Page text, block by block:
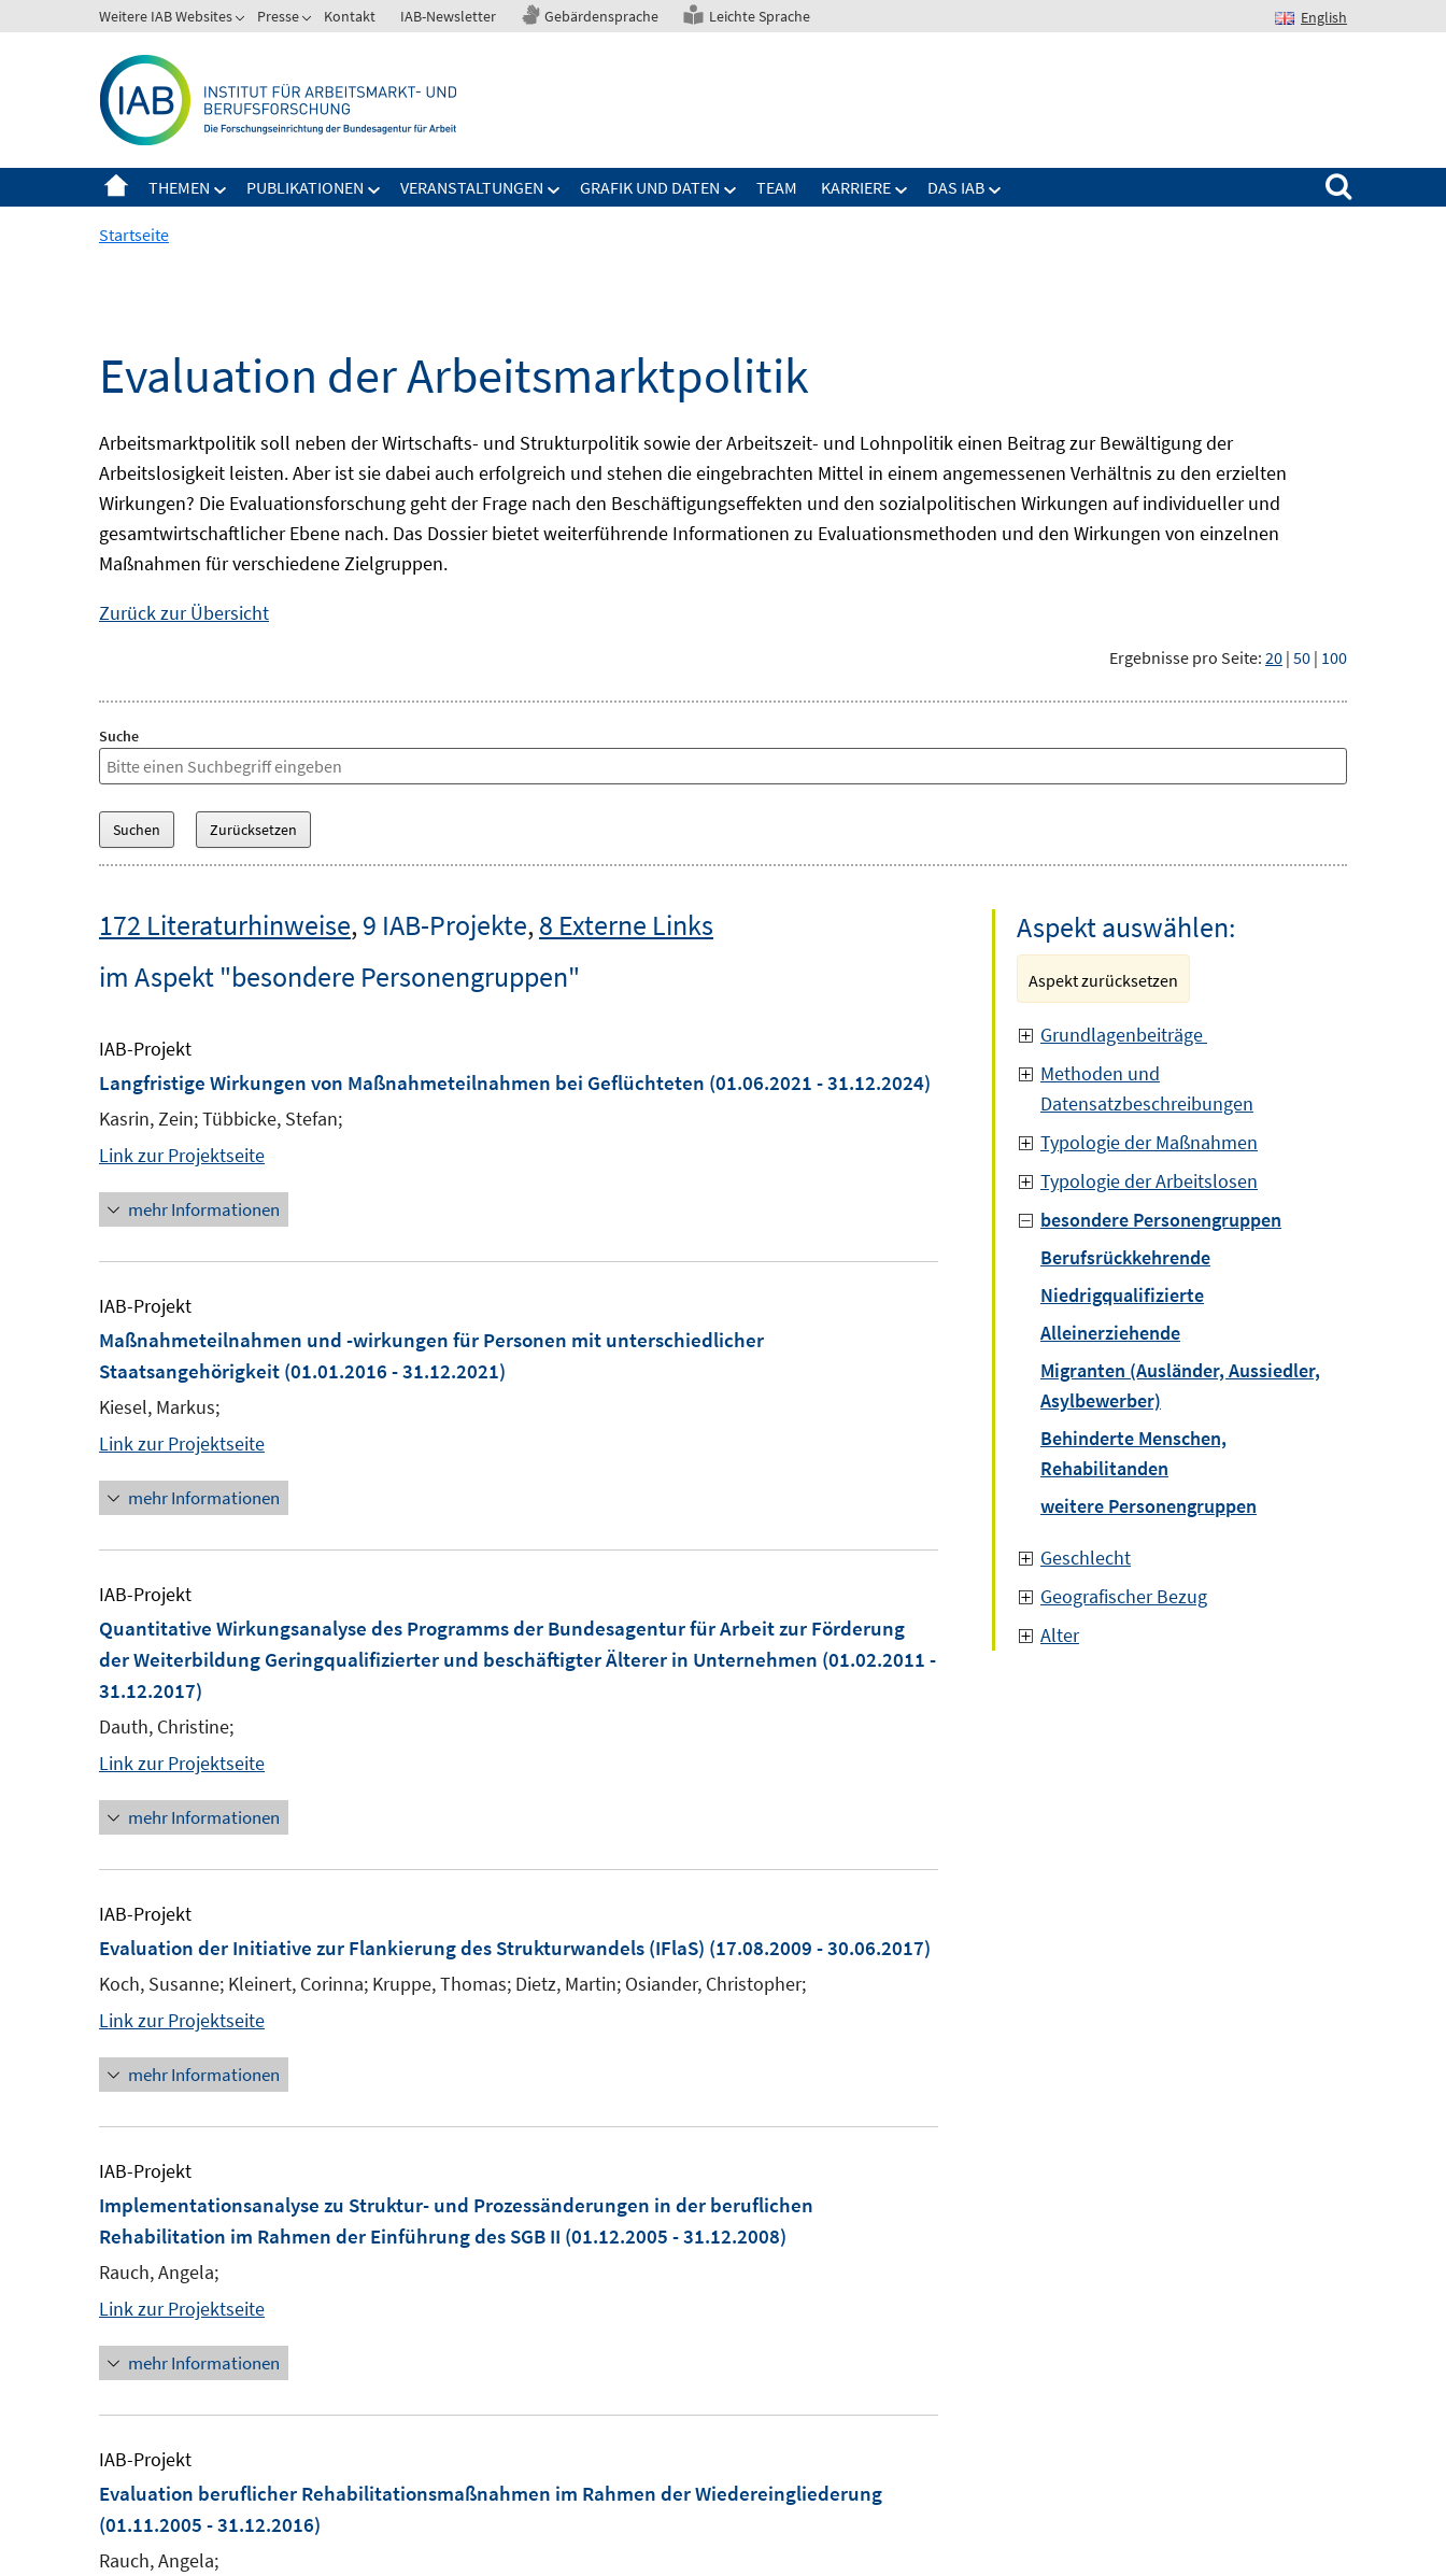
zum
Weitere IAB Websites Presse Kontakt IAB-Newsletter Gebärdensprache Leichte Sprache English
THEMEN PUBLIKATIONEN VERANSTALTUNGEN GRAFIK UND DATEN TEAM KARRIERE DAS IAB
Suchen nach:
Startseite
Evaluation der Arbeitsmarktpolitik
Arbeitsmarktpolitik soll neben der Wirtschafts- und Strukturpolitik sowie der Arbeitszeit- und Lohnpolitik einen Beitrag zur Bewältigung der
Arbeitslosigkeit leisten. Aber ist sie dabei auch erfolgreich und stehen die eingebrachten Mittel in einem angemessenen Verhältnis zu den erzielten
Wirkungen? Die Evaluationsforschung geht der Frage nach den Beschäftigungseffekten und den sozialpolitischen Wirkungen auf individueller und
gesamtwirtschaftlicher Ebene nach. Das Dossier bietet weiterführende Informationen zu Evaluationsmethoden und den Wirkungen von einzelnen
Maßnahmen für verschiedene Zielgruppen.
Zurück zur Übersicht
Ergebnisse pro Seite: 20 | 50 | 100
Suche
172 Literaturhinweise,9 IAB-Projekte,8 Externe Links
im Aspekt "besondere Personengruppen"
IAB-Projekt
Langfristige Wirkungen von Maßnahmeteilnahmen bei Geflüchteten (01.06.2021 - 31.12.2024)
Kasrin, Zein; Tübbicke, Stefan;
Link zur Projektseite
mehr Informationen
IAB-Projekt
Maßnahmeteilnahmen und -wirkungen für Personen mit unterschiedlicher
Staatsangehörigkeit (01.01.2016 - 31.12.2021)
Kiesel, Markus;
Link zur Projektseite
mehr Informationen
IAB-Projekt
Quantitative Wirkungsanalyse des Programms der Bundesagentur für Arbeit zur Förderung
der Weiterbildung Geringqualifizierter und beschäftigter Älterer in Unternehmen (01.02.2011 -
31.12.2017)
Dauth, Christine;
Link zur Projektseite
mehr Informationen
IAB-Projekt
Evaluation der Initiative zur Flankierung des Strukturwandels (IFlaS) (17.08.2009 - 30.06.2017)
Koch, Susanne; Kleinert, Corinna; Kruppe, Thomas; Dietz, Martin; Osiander, Christopher;
Link zur Projektseite
mehr Informationen
IAB-Projekt
Implementationsanalyse zu Struktur- und Prozessänderungen in der beruflichen
Rehabilitation im Rahmen der Einführung des SGB II (01.12.2005 - 31.12.2008)
Rauch, Angela;
Link zur Projektseite
mehr Informationen
IAB-Projekt
Evaluation beruflicher Rehabilitationsmaßnahmen im Rahmen der Wiedereingliederung
(01.11.2005 - 31.12.2016)
Rauch, Angela;
Aspekt auswählen:
Aspekt zurücksetzen
Grundlagenbeiträge
Methoden und
Datensatzbeschreibungen
Typologie der Maßnahmen
Typologie der Arbeitslosen
besondere Personengruppen
Berufsrückkehrende
Niedrigqualifizierte
Alleinerziehende
Migranten (Ausländer, Aussiedler,
Asylbewerber)
Behinderte Menschen,
Rehabilitanden
weitere Personengruppen
Geschlecht
Geografischer Bezug
Alter